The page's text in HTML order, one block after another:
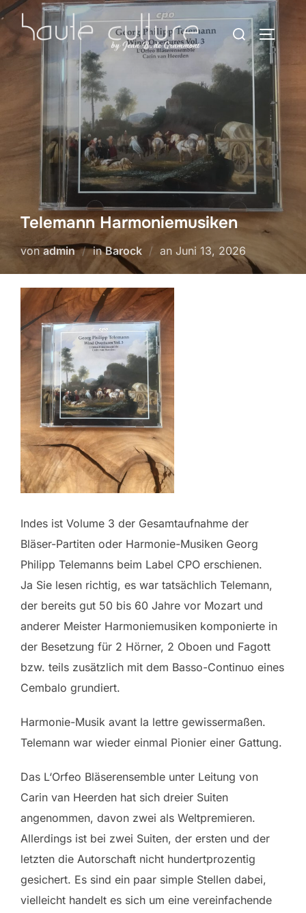
Zum
Inhalt
springen
Suchen
nach:
Telemann Harmoniemusiken
vonadmin inBarock an Veröffentlicht
Juni 13, 2026
Indes ist Volume 3 der Gesamtaufnahme der
Bläser-Partiten oder Harmonie-Musiken Georg
Philipp Telemanns beim Label CPO erschienen.
Ja Sie lesen richtig, es war tatsächlich Telemann,
der bereits gut 50 bis 60 Jahre vor Mozart und
anderer Meister Harmoniemusiken komponierte in
der Besetzung für 2 Hörner, 2 Oboen und Fagott
bzw. teils zusätzlich mit dem Basso-Continuo eines
Cembalo grundiert.
Harmonie-Musik avant la lettre gewissermaßen.
Telemann war wieder einmal Pionier einer Gattung.
Das L‘Orfeo Bläserensemble unter Leitung von
Carin van Heerden hat sich dreier Suiten
angenommen, davon zwei als Weltpremieren.
Allerdings ist bei zwei Suiten, der ersten und der
letzten die Autorschaft nicht hundertprozentig
gesichert. Es sind ein paar simple Stellen dabei,
vielleicht handelt es sich um eine vereinfachende